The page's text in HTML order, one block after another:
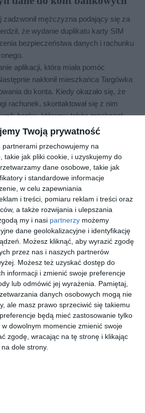
Twoją prywatność
przechowujemy na
takie jak pliki cookie, i uzyskujemy do
dane osobowe, takie jak
i standardowe informacje
w celu zapewniania
i treści, pomiaru reklam i treści oraz
a także rozwijania i ulepszania
my i nasi partnerzy możemy
dane geolokalizacyjne i identyfikację
Możesz kliknąć, aby wyrazić zgodę
przez nas i naszych partnerów
Możesz też uzyskać dostęp do
informacji i zmienić swoje preferencje
lub odmówić jej wyrażenia.
Pamiętaj,
danych osobowych mogą nie
ale masz prawo sprzeciwić się takiemu
będą mieć zastosowanie tylko
dowolnym momencie zmienić swoje
zgodę, wracając na tę stronę i klikając
dole strony.
zadzwonił mężczyzna podający się za
że wydanie duplikatu karty SIM
bezpieczeństwa danych i rachunku
aplikacji, która miała pomóc
nakłonił mieszkańca Targówka
do konta. Kiedy okazało się, że
rachunek, skontaktował się z nim
banku, któremu także przekazał
] [ e-book ]
Ta, która
stała się
słońcem
Shelley Parker-
Chan
[ komiks ]
Ostatnie
dzieciaki
coś
kosmiczn
ego. Tom
4
więcej w księgarni
100 tysięcy złotych
wykonywał telefoniczne